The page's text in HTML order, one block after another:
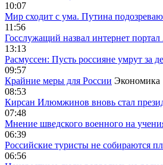
10:07
Мир сходит с ума. Путина
11:56
Госслужащий назвал интернет
13:13
Расмуссен: Пусть россияне умрут за
09:57
Крайние меры для России Экономика
08:53
Кирсан Илюмжинов вновь стал
07:48
Мнение шведского военного на
06:39
Российские туристы не собираются
06:56